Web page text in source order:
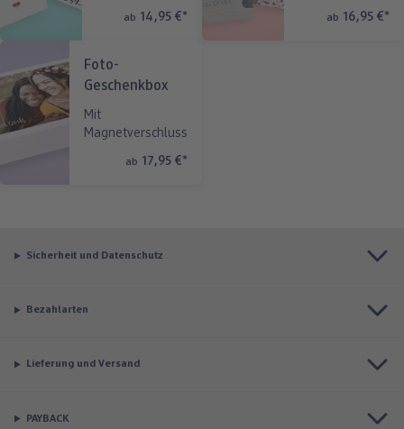
ab 14,95 €* ab 16,95 €*
Foto-
Geschenkbox
Mit
Magnetverschluss
ab 17,95 €*
Sicherheit und Datenschutz
Bezahlarten
Lieferung und Versand
PAYBACK